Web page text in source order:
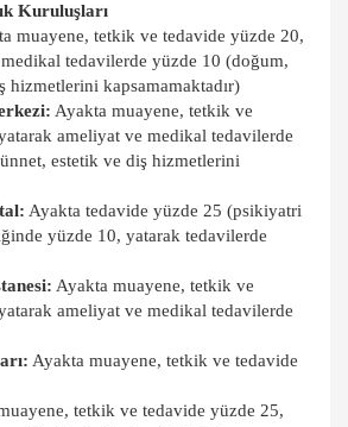
Kuruluşları
muayene, tetkik ve tedavide yüzde 20,
tedavilerde yüzde 10 (doğum,
hizmetlerini kapsamamaktadır)
Ayakta muayene, tetkik ve
ameliyat ve medikal tedavilerde
estetik ve diş hizmetlerini
Ayakta tedavide yüzde 25 (psikiyatri
yüzde 10, yatarak tedavilerde
Ayakta muayene, tetkik ve
ameliyat ve medikal tedavilerde
Ayakta muayene, tetkik ve tedavide
tetkik ve tedavide yüzde 25,